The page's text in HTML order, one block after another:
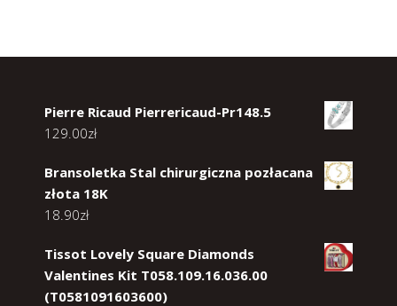
Pierre Ricaud Pierrericaud-Pr148.5
129.00zł
Bransoletka Stal chirurgiczna pozłacana
złota 18K
18.90zł
Tissot Lovely Square Diamonds
Valentines Kit T058.109.16.036.00
(T0581091603600)